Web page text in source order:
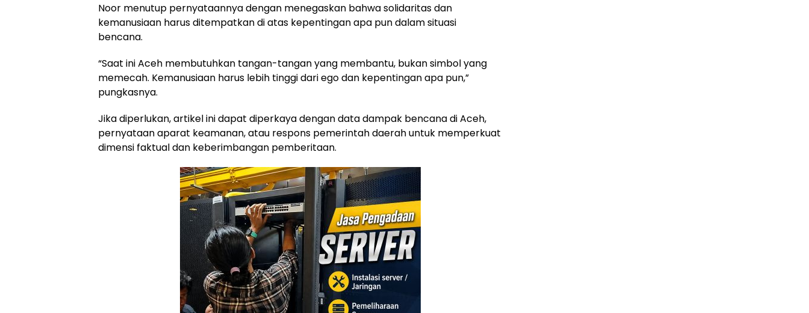
Noor menutup pernyataannya dengan menegaskan bahwa solidaritas dan
kemanusiaan harus ditempatkan di atas kepentingan apa pun dalam situasi
bencana.
“Saat ini Aceh membutuhkan tangan-tangan yang membantu, bukan simbol yang
memecah. Kemanusiaan harus lebih tinggi dari ego dan kepentingan apa pun,”
pungkasnya.
Jika diperlukan, artikel ini dapat diperkaya dengan data dampak bencana di Aceh,
pernyataan aparat keamanan, atau respons pemerintah daerah untuk memperkuat
dimensi faktual dan keberimbangan pemberitaan.